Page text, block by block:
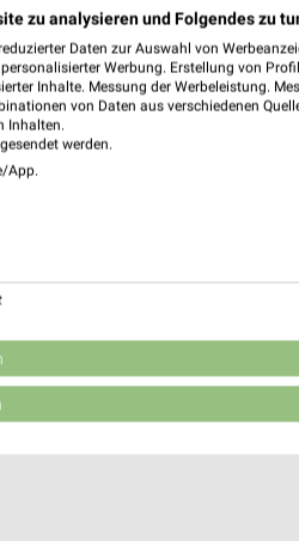
Prospekt für
zu analysieren und Folgendes zu
Daten zur Auswahl von
Werbung. Erstellung von
Inhalte. Messung der Werbeleistung.
von Daten aus verschiedenen
Inhalten.
werden.
App.